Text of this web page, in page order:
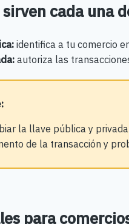
cada una
identifica a tu comercio
autoriza las
:
la llave pública y
de la transacción y
para